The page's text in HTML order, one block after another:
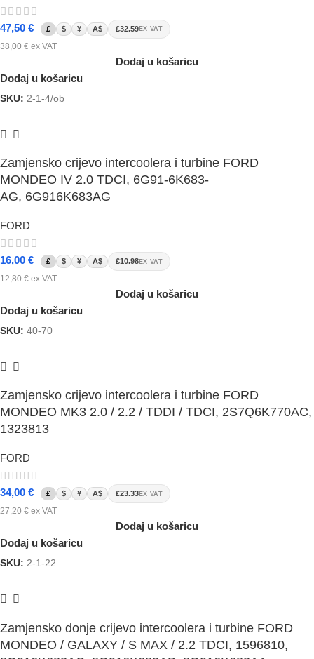
47,50 € £ $ ¥ A$ £32.59 EX VAT
38,00 € ex VAT
Dodaj u košaricu
Dodaj u košaricu
SKU: 2-1-4/ob
Zamjensko crijevo intercoolera i turbine FORD
MONDEO IV 2.0 TDCI, 6G91-6K683-
AG, 6G916K683AG
FORD
16,00 € £ $ ¥ A$ £10.98 EX VAT
12,80 € ex VAT
Dodaj u košaricu
Dodaj u košaricu
SKU: 40-70
Zamjensko crijevo intercoolera i turbine FORD
MONDEO MK3 2.0 / 2.2 / TDDI / TDCI, 2S7Q6K770AC,
1323813
FORD
34,00 € £ $ ¥ A$ £23.33 EX VAT
27,20 € ex VAT
Dodaj u košaricu
Dodaj u košaricu
SKU: 2-1-22
Zamjensko donje crijevo intercoolera i turbine FORD
MONDEO / GALAXY / S MAX / 2.2 TDCI, 1596810,